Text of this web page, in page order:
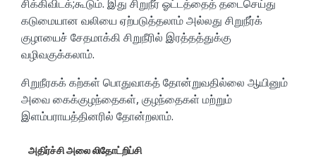
சிக்கிவிடக்;கூடும். இது சிறுநீர் ஓட்டத்தைத் தடைசெய்து
கடுமையான வலியை ஏற்படுத்தலாம் அல்லது சிறுநீர்க்
குழாயைச் சேதமாக்கி சிறுநீரில் இரத்தத்துக்கு
வழிவகுக்கலாம்.
சிறுநீரகக் கற்கள் பொதுவாகத் தோன்றுவதில்லை ஆயினும்
அவை கைக்குழந்தைகள், குழந்தைகள் மற்றும்
இளம்பராயத்தினரில் தோன்றலாம்.
அதிர்ச்சி அலை லிதோட்றிப்சி